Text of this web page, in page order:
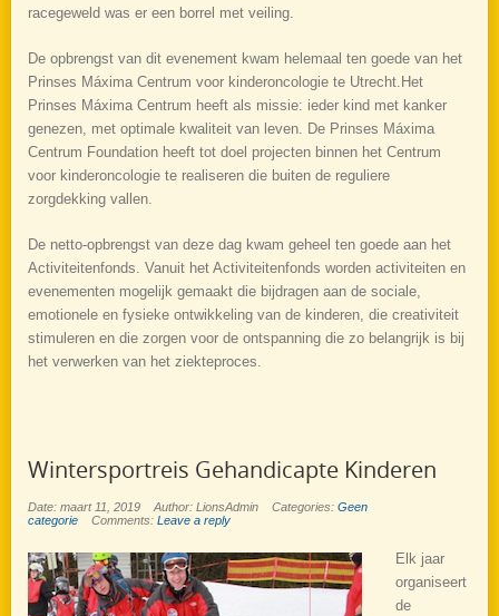
racegeweld was er een borrel met veiling.
De opbrengst van dit evenement kwam helemaal ten goede van het
Prinses Máxima Centrum voor kinderoncologie te Utrecht.Het
Prinses Máxima Centrum heeft als missie: ieder kind met kanker
genezen, met optimale kwaliteit van leven. De Prinses Máxima
Centrum Foundation heeft tot doel projecten binnen het Centrum
voor kinderoncologie te realiseren die buiten de reguliere
zorgdekking vallen.
De netto-opbrengst van deze dag kwam geheel ten goede aan het
Activiteitenfonds. Vanuit het Activiteitenfonds worden activiteiten en
evenementen mogelijk gemaakt die bijdragen aan de sociale,
emotionele en fysieke ontwikkeling van de kinderen, die creativiteit
stimuleren en die zorgen voor de ontspanning die zo belangrijk is bij
het verwerken van het ziekteproces.
Wintersportreis Gehandicapte Kinderen
Date: maart 11, 2019 Author: LionsAdmin Categories: Geen
categorie
Comments: Leave a reply
Elk jaar
organiseert
de